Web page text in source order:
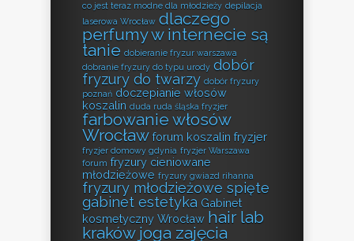
co jest teraz modne dla młodzieży depilacja
laserowa Wrocław dlaczego
perfumy w internecie są
tanie dobieranie fryzur warszawa
dobranie fryzury do typu urody dobór
fryzury do twarzy dobór fryzury
poznań doczepianie włosów
koszalin duda ruda śląska fryzjer
farbowanie włosów
Wrocław forum koszalin fryzjer
fryzjer domowy gdynia fryzjer Warszawa
forum fryzury cieniowane
młodzieżowe fryzury gwiazd rihanna
fryzury młodzieżowe spięte
gabinet estetyka Gabinet
kosmetyczny Wrocław hair lab
kraków joga zajęcia